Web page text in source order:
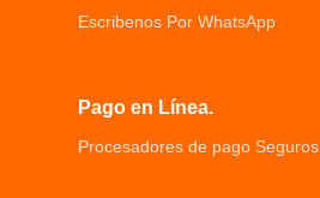
Escribenos Por WhatsApp
Pago en Línea.
Procesadores de pago Seguros.